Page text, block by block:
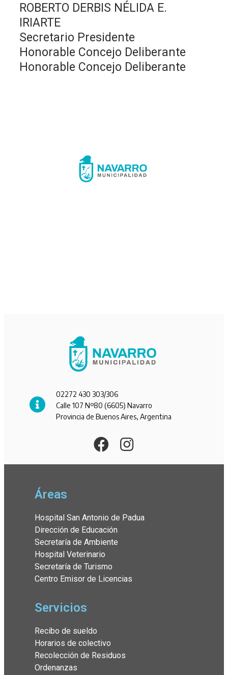
ROBERTO DERBIS NÉLIDA E.
IRIARTE
Secretario Presidente
Honorable Concejo Deliberante
Honorable Concejo Deliberante
02272 430 303/306
Calle 107 Nº80 (6605) Navarro
Provincia de Buenos Aires, Argentina
Áreas
Hospital San Antonio de Padua
Dirección de Educación
Secretaría de Ambiente
Hospital Veterinario
Secretaría de Turismo
Centro Emisor de Licencias
Servicios
Recibo de sueldo
Horarios de colectivo
Recolección de Residuos
Ordenanzas